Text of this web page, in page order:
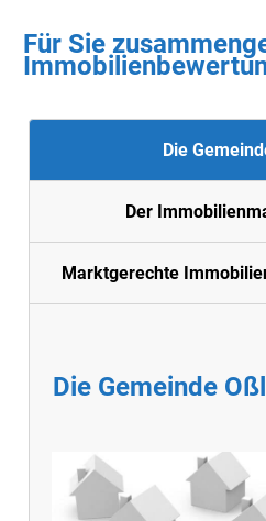
Für Sie
Die
Der
Marktgerechte
Die Gemeinde